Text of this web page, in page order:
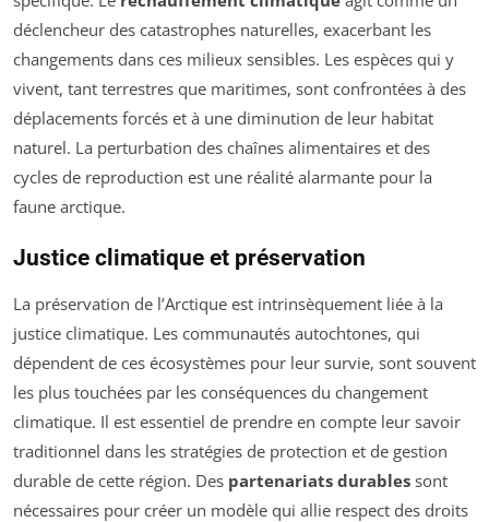
déclencheur des catastrophes naturelles, exacerbant les
changements dans ces milieux sensibles. Les espèces qui y
vivent, tant terrestres que maritimes, sont confrontées à des
déplacements forcés et à une diminution de leur habitat
naturel. La perturbation des chaînes alimentaires et des
cycles de reproduction est une réalité alarmante pour la
faune arctique.
Justice climatique et préservation
La préservation de l’Arctique est intrinsèquement liée à la
justice climatique. Les communautés autochtones, qui
dépendent de ces écosystèmes pour leur survie, sont souvent
les plus touchées par les conséquences du changement
climatique. Il est essentiel de prendre en compte leur savoir
traditionnel dans les stratégies de protection et de gestion
durable de cette région. Des partenariats durables sont
nécessaires pour créer un modèle qui allie respect des droits